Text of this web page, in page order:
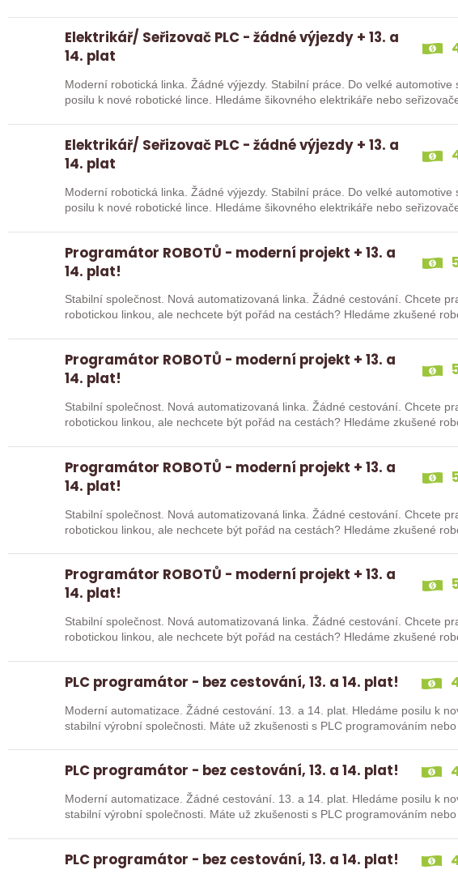
Elektrikář/ Seřizovač PLC - žádné výjezdy + 13. a
14. plat
Moderní robotická linka. Žádné výjezdy. Stabilní práce. Do velké automotive
posilu k nové robotické lince. Hledáme šikovného elektrikáře nebo
Elektrikář/ Seřizovač PLC - žádné výjezdy + 13. a
14. plat
Moderní robotická linka. Žádné výjezdy. Stabilní práce. Do velké automotive
posilu k nové robotické lince. Hledáme šikovného elektrikáře nebo
Programátor ROBOTŮ - moderní projekt + 13. a
14. plat!
Stabilní společnost. Nová automatizovaná linka. Žádné cestování. Chcete pracovat s moderní
robotickou linkou, ale nechcete být pořád na cestách? Hledáme zkušené robotiky i šikovné
Programátor ROBOTŮ - moderní projekt + 13. a
14. plat!
Stabilní společnost. Nová automatizovaná linka. Žádné cestování. Chcete pracovat s moderní
robotickou linkou, ale nechcete být pořád na cestách? Hledáme zkušené robotiky i šikovné
Programátor ROBOTŮ - moderní projekt + 13. a
14. plat!
Stabilní společnost. Nová automatizovaná linka. Žádné cestování. Chcete pracovat s moderní
robotickou linkou, ale nechcete být pořád na cestách? Hledáme zkušené robotiky i šikovné
Programátor ROBOTŮ - moderní projekt + 13. a
14. plat!
Stabilní společnost. Nová automatizovaná linka. Žádné cestování. Chcete pracovat s moderní
robotickou linkou, ale nechcete být pořád na cestách? Hledáme zkušené robotiky i šikovné
PLC programátor - bez cestování, 13. a 14. plat!
Moderní automatizace. Žádné cestování. 13. a 14. plat. Hledáme posilu k nové robotické lince do
stabilní výrobní společnosti. Máte už zkušenosti s PLC
PLC programátor - bez cestování, 13. a 14. plat!
Moderní automatizace. Žádné cestování. 13. a 14. plat. Hledáme posilu k nové robotické lince do
stabilní výrobní společnosti. Máte už zkušenosti s PLC
PLC programátor - bez cestování, 13. a 14. plat!